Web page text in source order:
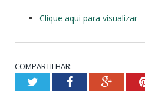
Clique aqui para visualizar
COMPARTILHAR:
TwitterFacebook